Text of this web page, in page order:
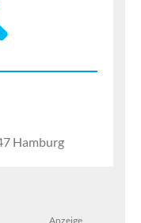
Hamburg
Anzeige